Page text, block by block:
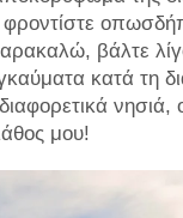
βάλτε
κατά τη
νησιά,
μου!